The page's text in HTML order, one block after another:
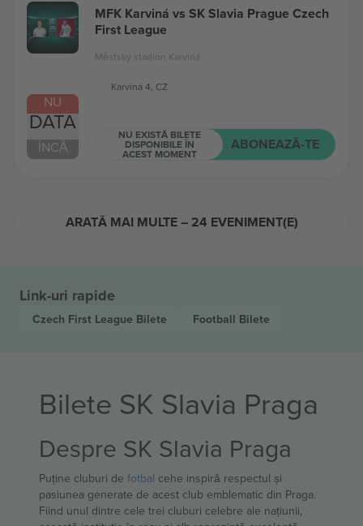
NU
DATA
ÎNCĂ
MFK Karviná vs SK Slavia Prague Czech
First League
Městský stadion Karviná
Karviná 4, CZ
NU EXISTĂ BILETE
DISPONIBILE ÎN
ACEST MOMENT
ABONEAZĂ-TE
ARATĂ MAI MULTE – 24 EVENIMENT(E)
Link-uri rapide
Czech First League Bilete Football Bilete
Bilete SK Slavia Praga
Despre SK Slavia Praga
Puține cluburi de fotbal cehe inspiră respectul și
pasiunea generate de acest club emblematic din Praga.
Fiind unul dintre cele trei cluburi celebre ale națiunii,